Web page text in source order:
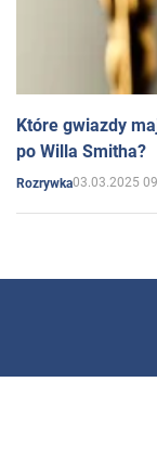
Które gwiazdy
po Willa Smitha?
Rozrywka03.03.2025